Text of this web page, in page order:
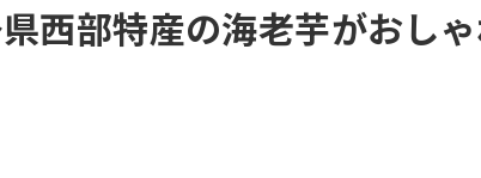
西部特産の海老芋がおし